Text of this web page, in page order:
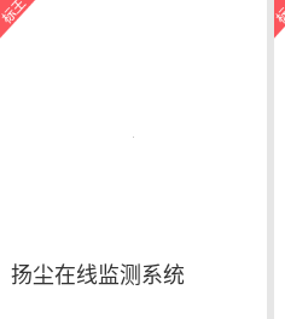
扬尘在线监测系统